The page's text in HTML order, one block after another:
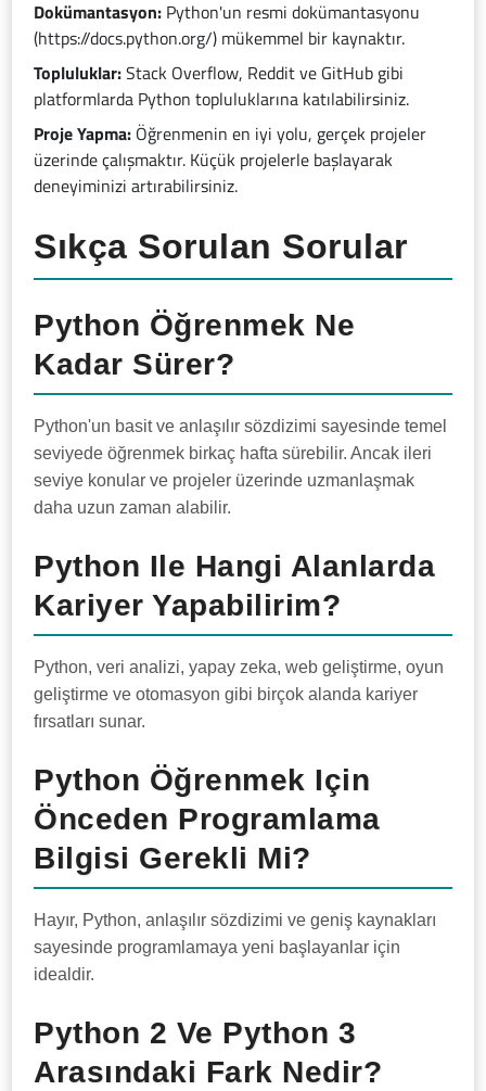
Dokümantasyon: Python'un resmi dokümantasyonu
(https://docs.python.org/) mükemmel bir kaynaktır.
Topluluklar:Stack Overflow, Reddit ve GitHub gibi
platformlarda Python topluluklarına katılabilirsiniz.
Proje Yapma: Öğrenmenin en iyi yolu, gerçek projeler
üzerinde çalışmaktır. Küçük projelerle başlayarak
deneyiminizi artırabilirsiniz.
Sıkça Sorulan Sorular
Python Öğrenmek Ne
Kadar Sürer?
Python'un basit ve anlaşılır sözdizimi sayesinde temel
seviyede öğrenmek birkaç hafta sürebilir. Ancak ileri
seviye konular ve projeler üzerinde uzmanlaşmak
daha uzun zaman alabilir.
Python Ile Hangi Alanlarda
Kariyer Yapabilirim?
Python, veri analizi, yapay zeka, web geliştirme, oyun
geliştirme ve otomasyon gibi birçok alanda kariyer
fırsatları sunar.
Python Öğrenmek Için
Önceden Programlama
Bilgisi Gerekli Mi?
Hayır, Python, anlaşılır sözdizimi ve geniş kaynakları
sayesinde programlamaya yeni başlayanlar için
idealdir.
Python 2 Ve Python 3
Arasındaki Fark Nedir?